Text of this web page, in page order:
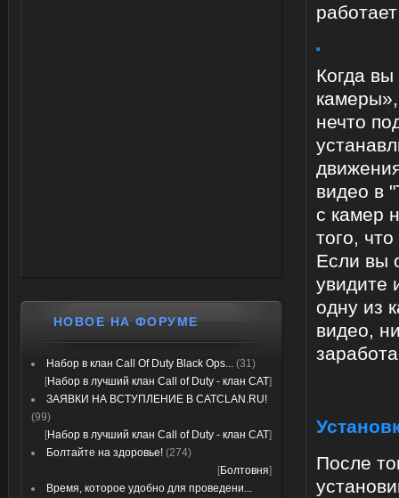
Когда
нечто
видео в
с камер
того,
Если вы
увидите
одну из
видео,
После
НОВОЕ НА ФОРУМЕ
Набор в клан Call Of Duty Black Ops... (31)
[Набор в лучший клан Call of Duty - клан CAT]
ЗАЯВКИ НА ВСТУПЛЕНИЕ В CATCLAN.RU!
(99)
[Набор в лучший клан Call of Duty - клан CAT]
Болтайте на здоровье! (274)
[Болтовня]
Время, которое удобно для проведени...